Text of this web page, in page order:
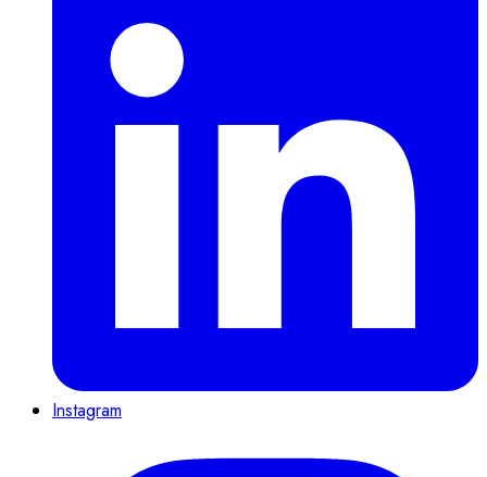
Instagram